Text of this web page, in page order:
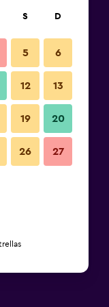
S D
5 6
12 13
19 20
26 27